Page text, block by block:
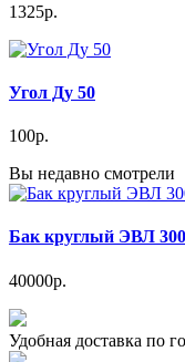
1325р.
Угол Ду 50
100р.
Вы недавно смотрели
Бак круглый ЭВЛ
40000р.
Удобная доставка по